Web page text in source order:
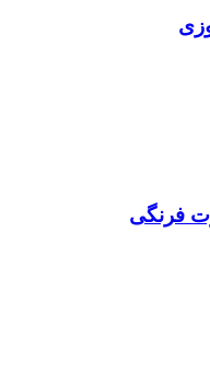
فرنگی